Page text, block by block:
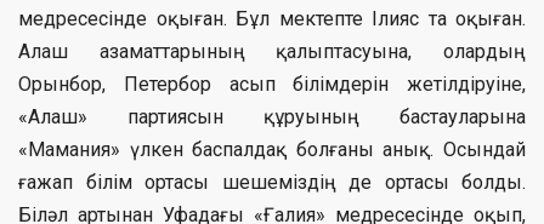
медресесінде оқыған. Бұл мектепте Ілияс та оқыған.
Алаш азаматтарының қалыптасуына, олардың
Орынбор, Петербор асып білімдерін жетілдіруіне,
«Алаш» партиясын құруының бастауларына
«Мамания» үлкен баспалдақ болғаны анық. Осындай
ғажап білім ортасы шешеміздің де ортасы болды.
Біләл артынан Уфадағы «Ғалия» медресесінде оқып,